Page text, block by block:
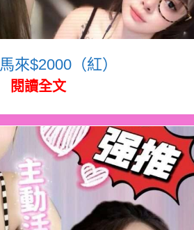
馬來$2000（紅）
閱讀全文